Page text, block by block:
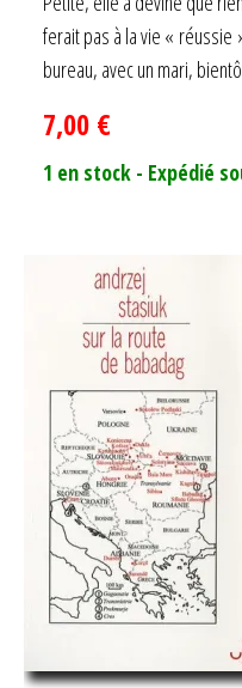
ferait pas à la vie « réussie
bureau, avec un mari,
7,00 €
1 en stock - Expédié